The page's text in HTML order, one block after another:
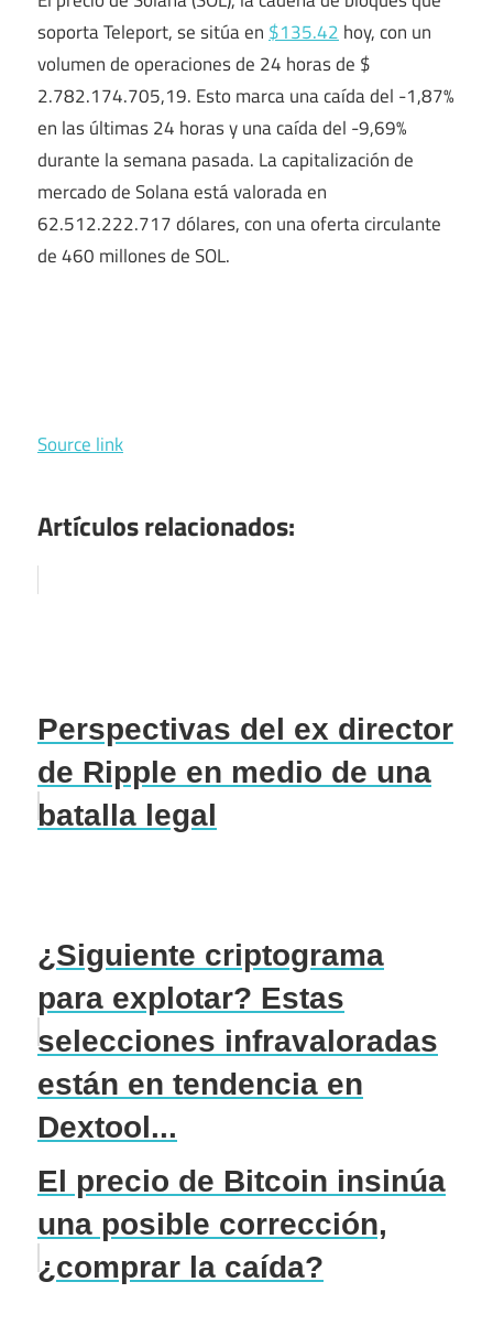
soporta Teleport, se sitúa en $135.42 hoy, con un
volumen de operaciones de 24 horas de $
2.782.174.705,19. Esto marca una caída del -1,87%
en las últimas 24 horas y una caída del -9,69%
durante la semana pasada. La capitalización de
mercado de Solana está valorada en
62.512.222.717 dólares, con una oferta circulante
de 460 millones de SOL.
Source link
Artículos relacionados:
Perspectivas del ex director
de Ripple en medio de una
batalla legal
¿Siguiente criptograma
para explotar? Estas
selecciones infravaloradas
están en tendencia en
Dextool...
El precio de Bitcoin insinúa
una posible corrección,
¿comprar la caída?